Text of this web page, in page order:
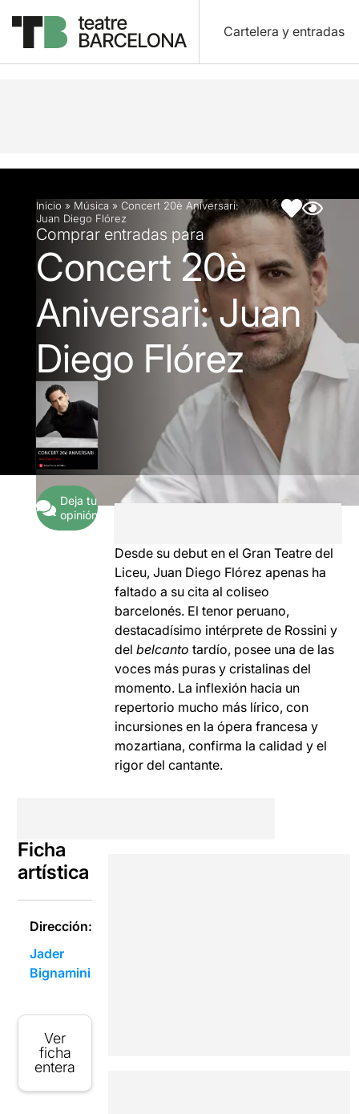
Cartelera y entradas
Descripción Ficha artística
Inicio » Música » Concert 20è Aniversari:
Juan Diego Flórez
Comprar entradas para
Concert 20è
Aniversari: Juan
Diego Flórez
Deja tu
opinión
Desde su debut en el Gran Teatre del
Liceu, Juan Diego Flórez apenas ha
faltado a su cita al coliseo
barcelonés. El tenor peruano,
destacadísimo intérprete de Rossini y
delbelcanto tardío, posee una de las
voces más puras y cristalinas del
momento. La inflexión hacia un
repertorio mucho más lírico, con
incursiones en la ópera francesa y
mozartiana, confirma la calidad y el
rigor del cantante.
Ficha
artística
Dirección:
Jader
Bignamini
Ver
ficha
entera